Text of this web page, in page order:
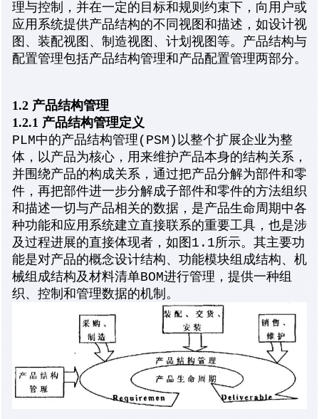
理与控制，并在一定的目标和规则约束下，向用户或
应用系统提供产品结构的不同视图和描述，如设计视
图、装配视图、制造视图、计划视图等。产品结构与
配置管理包括产品结构管理和产品配置管理两部分。
1.2 产品结构管理
1.2.1 产品结构管理定义
PLM中的产品结构管理(PSM)以整个扩展企业为整
体，以产品为核心，用来维护产品本身的结构关系，
并围绕产品的构成关系，通过把产品分解为部件和零
件，再把部件进一步分解成子部件和零件的方法组织
和描述一切与产品相关的数据，是产品生命周期中各
种功能和应用系统建立直接联系的重要工具，也是涉
及过程进展的直接体现者，如图1.1所示。其主要功
能是对产品的概念设计结构、功能模块组成结构、机
械组成结构及材料清单BOM进行管理，提供一种组
织、控制和管理数据的机制。